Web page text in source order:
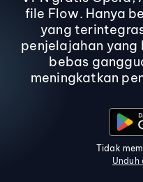
file Flow. Hanya
yang
penjelajahan
bebas
meningkatkan
Tidak
Unduh